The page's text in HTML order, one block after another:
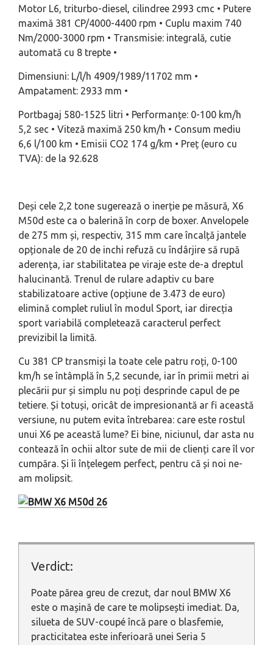
Motor L6, triturbo-diesel, cilindree 2993 cmc • Putere
maximă 381 CP/4000-4400 rpm • Cuplu maxim 740
Nm/2000-3000 rpm • Transmisie: integrală, cutie
automată cu 8 trepte •
Dimensiuni: L/l/h 4909/1989/11702 mm •
Ampatament: 2933 mm •
Portbagaj 580-1525 litri • Performanțe: 0-100 km/h
5,2 sec • Viteză maximă 250 km/h • Consum mediu
6,6 l/100 km • Emisii CO2 174 g/km • Preț (euro cu
TVA): de la 92.628
Deși cele 2,2 tone sugerează o inerție pe măsură, X6
M50d este ca o balerină în corp de boxer. Anvelopele
de 275 mm și, respectiv, 315 mm care încalță jantele
opționale de 20 de inchi refuză cu îndârjire să rupă
aderența, iar stabilitatea pe viraje este de-a dreptul
halucinantă. Trenul de rulare adaptiv cu bare
stabilizatoare active (opțiune de 3.473 de euro)
elimină complet ruliul în modul Sport, iar direcția
sport variabilă completează caracterul perfect
previzibil la limită.
Cu 381 CP transmiși la toate cele patru roți, 0-100
km/h se întâmplă în 5,2 secunde, iar în primii metri ai
plecării pur și simplu nu poți desprinde capul de pe
tetiere. Și totuși, oricât de impresionantă ar fi această
versiune, nu putem evita întrebarea: care este rostul
unui X6 pe această lume? Ei bine, niciunul, dar asta nu
contează în ochii altor sute de mii de clienți care îl vor
cumpăra. Și îi înțelegem perfect, pentru că și noi ne-
am molipsit.
Verdict:
Poate părea greu de crezut, dar noul BMW X6
este o mașină de care te molipsești imediat. Da,
silueta de SUV-coupé încă pare o blasfemie,
practicitatea este inferioară unei Seria 5